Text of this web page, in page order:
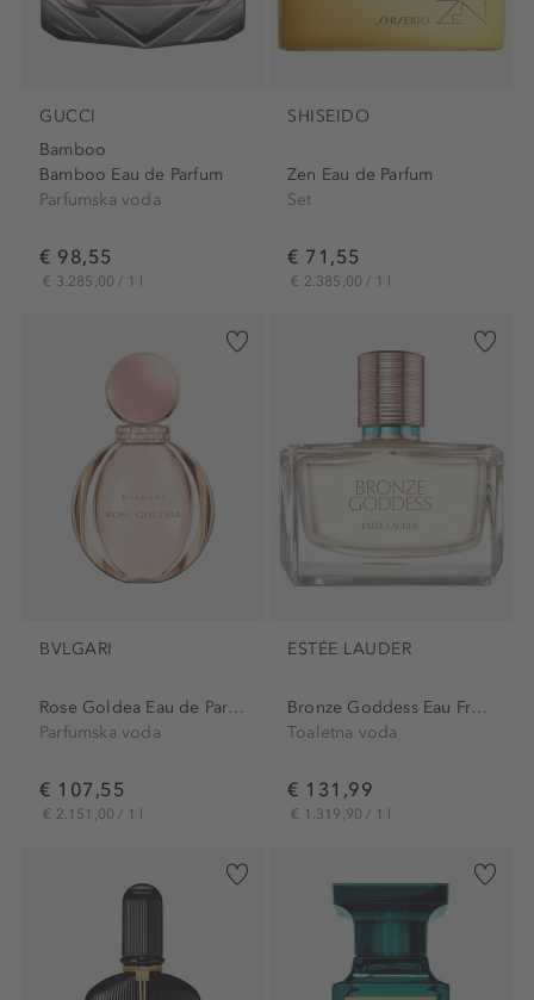
GUCCI
Bamboo
Bamboo Eau de Parfum
Parfumska voda
€ 98,55
€ 3.285,00 / 1 l
SHISEIDO
Zen Eau de Parfum
Set
€ 71,55
€ 2.385,00 / 1 l
BVLGARI
Rose Goldea Eau de Parfum
Parfumska voda
€ 107,55
€ 2.151,00 / 1 l
ESTÉE LAUDER
Bronze Goddess Eau Fraiche
Toaletna voda
€ 131,99
€ 1.319,90 / 1 l